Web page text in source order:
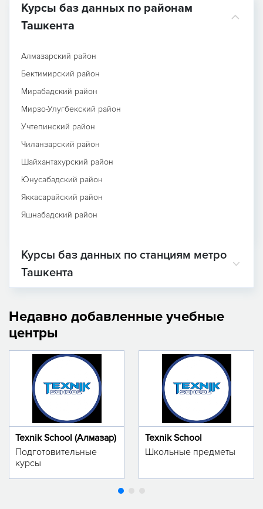
Курсы баз данных по районам
Ташкента
Алмазарский район
Бектимирский район
Мирабадский район
Мирзо-Улугбекский район
Учтепинский район
Чиланзарский район
Шайхантахурский район
Юнусабадский район
Яккасарайский район
Яшнабадский район
Курсы баз данных по станциям метро
Ташкента
Недавно добавленные учебные
центры
Texnik School (Алмазар)
Подготовительные
курсы
Texnik School
Школьные предметы